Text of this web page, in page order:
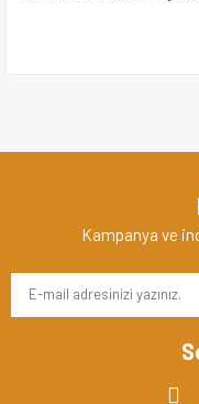
Kampanya ve